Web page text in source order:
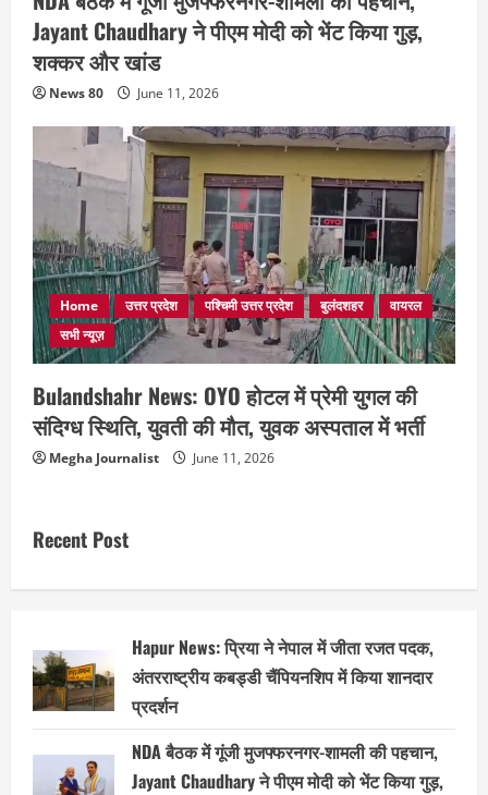
Jayant Chaudhary ने पीएम मोदी को भेंट किया गुड़,
शक्कर और खांड
News 80 June 11, 2026
Home उत्तर प्रदेश पश्चिमी उत्तर प्रदेश बुलंदशहर
वायरल
सभी न्यूज़
Bulandshahr News: OYO होटल में प्रेमी युगल की
संदिग्ध स्थिति, युवती की मौत, युवक अस्पताल में भर्ती
Megha Journalist June 11, 2026
Recent Post
Hapur News: प्रिया ने नेपाल में जीता रजत पदक,
अंतरराष्ट्रीय कबड्डी चैंपियनशिप में किया शानदार
प्रदर्शन
NDA बैठक में गूंजी मुजफ्फरनगर-शामली की पहचान,
Jayant Chaudhary ने पीएम मोदी को भेंट किया गुड़,